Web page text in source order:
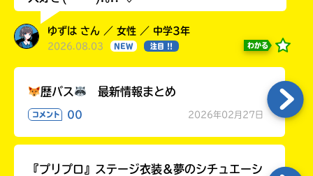
ゆずは さん ／ 女性 ／ 中学3年
2026.08.03 NEW 注目 !! わかる
歴バス 最新情報まとめ
コメント 00 2026年02月27日
『プリプロ』ステージ衣装＆夢のシチュエーシ